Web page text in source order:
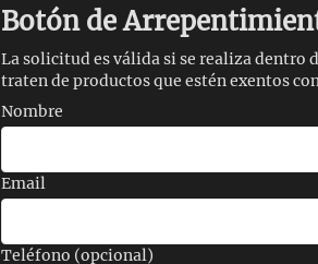
Botón de
La solicitud es válida si se realiza dentro
traten de productos que estén exentos
Nombre
Email
Teléfono (opcional)